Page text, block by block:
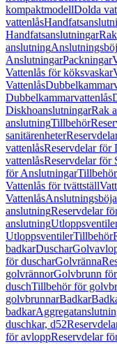
kompaktmodellDolda
vattenlås
HandfatsanslutningarRak
anslutning
AnslutningarPackningar
Vattenlås för köksvaskar
Vattenlås
Dubbelkammarvattenlås
DiskhoanslutningarRak
anslutningTillbehör
sanitärenheter
vattenlåsReservdelar för
vattenlåsReservdelar för
för AnslutningarTillbehör
Vattenlås för tvättställ
Vattenlås
anslutningReservdelar
anslutning
UtloppsventilerTillbehör
badkarDuschar
för duscharGolvränna
golvrännorGolvbrunn
duschTillbehör för
golvbrunnarBadkar
badkar
duschkar, d52
för avloppReservdelar